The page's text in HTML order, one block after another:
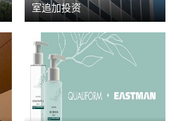
室追加投资